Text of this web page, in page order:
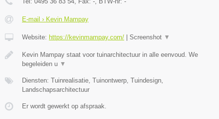
E-mail › Kevin Mampay
Website: https://kevinmampay.com/ Screenshot ▼
Kevin Mampay staat voor tuinarchitectuur in alle eenvoud. We
begeleiden u ▼
Diensten: Tuinrealisatie, Tuinontwerp, Tuindesign,
Landschapsarchitectuur
Er wordt gewerkt op afspraak.